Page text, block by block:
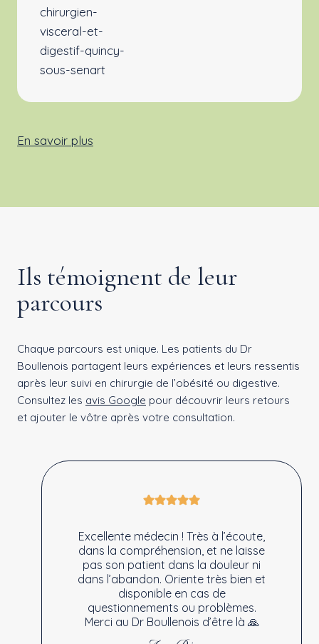
En savoir plus
Ils témoignent de leur
parcours
Chaque parcours est unique. Les patients du Dr
Boullenois partagent leurs expériences et leurs ressentis
après leur suivi en chirurgie de l’obésité ou digestive.
Consultez les avis Google pour découvrir leurs retours
et ajouter le vôtre après votre consultation.
Excellente médecin ! Très à l’écoute,
dans la compréhension, et ne laisse
pas son patient dans la douleur ni
dans l’abandon. Oriente très bien et
disponible en cas de
questionnements ou problèmes.
Merci au Dr Boullenois d’être là 🙏